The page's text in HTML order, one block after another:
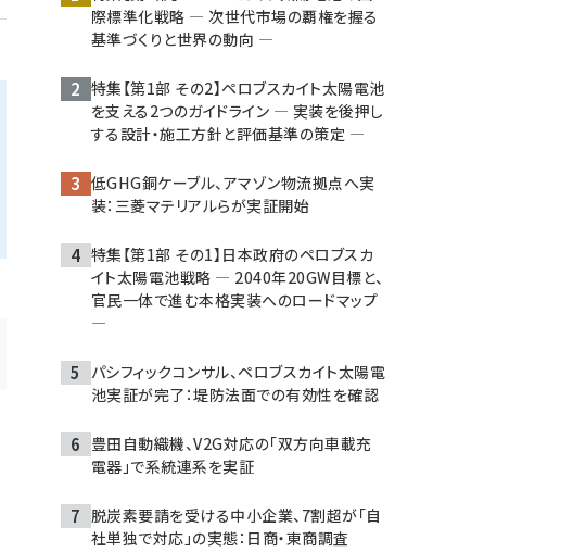
際標準化戦略 ― 次世代市場の覇権を握る
基準づくりと世界の動向 ―
特集【第1部 その2】ペロブスカイト太陽電池
を支える2つのガイドライン ― 実装を後押し
する設計・施工方針と評価基準の策定 ―
低GHG銅ケーブル、アマゾン物流拠点へ実
装：三菱マテリアルらが実証開始
特集【第1部 その1】日本政府のペロブスカ
イト太陽電池戦略 ― 2040年20GW目標と、
官民一体で進む本格実装へのロードマップ
―
パシフィックコンサル、ペロブスカイト太陽電
池実証が完了：堤防法面での有効性を確認
豊田自動織機、V2G対応の「双方向車載充
電器」で系統連系を実証
脱炭素要請を受ける中小企業、7割超が「自
社単独で対応」の実態：日商・東商調査